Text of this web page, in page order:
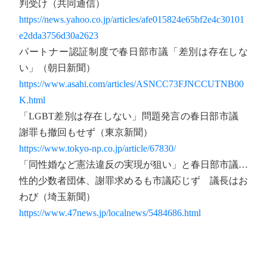
判受け（共同通信）
https://news.yahoo.co.jp/articles/afe015824e65bf2e4c30101
e2dda3756d30a2623
パートナー認証制度で春日部市議「差別は存在しな
い」（朝日新聞）
https://www.asahi.com/articles/ASNCC73FJNCCUTNB00
K.html
「LGBT差別は存在しない」問題発言の春日部市議
謝罪も撤回もせず（東京新聞）
https://www.tokyo-np.co.jp/article/67830/
「同性婚など憲法違反の実現が狙い」と春日部市議…
性的少数者団体、謝罪求めるも市議応じず 議長はお
わび（埼玉新聞）
https://www.47news.jp/localnews/5484686.html